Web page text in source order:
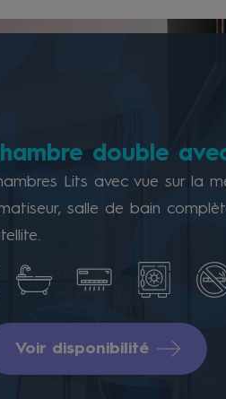
double
Lits avec vue sur la
salle de bain
Voir disponibilité